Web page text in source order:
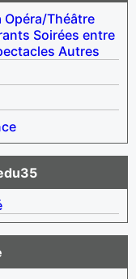
Opéra/Théâtre
Soirées entre
Autres